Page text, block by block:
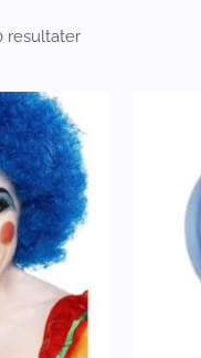
resultater